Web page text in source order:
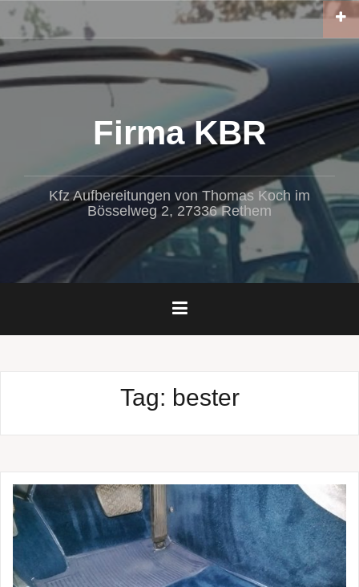
Inhalt
springen
Firma KBR
Kfz Aufbereitungen von Thomas Koch im
Bösselweg 2, 27336 Rethem
Tag: bester